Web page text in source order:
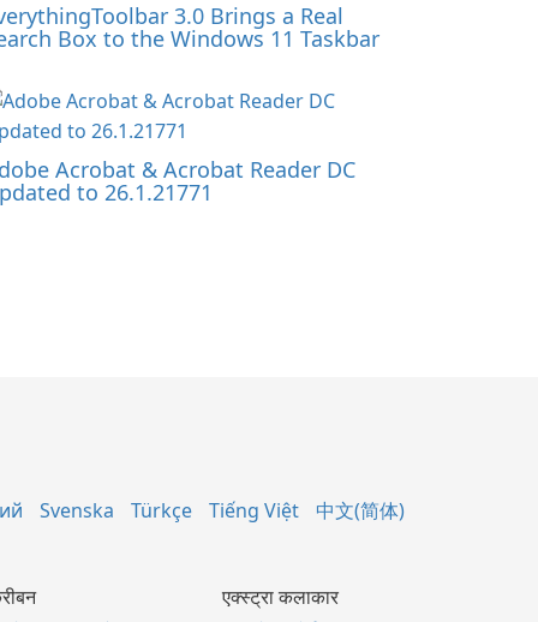
3.0 Brings a Real
Box to the Windows 11 Taskbar
Acrobat & Acrobat Reader DC
to 26.1.21771
Svenska Türkçe Tiếng Việt
中文(简体)
एक्स्ट्रा कलाकार